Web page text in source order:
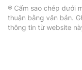
® Cấm sao chép dưới
thuận bằng văn bản.
thông tin từ website